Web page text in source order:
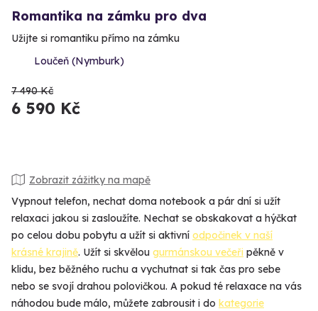
Romantika na zámku pro dva
Užijte si romantiku přímo na zámku
Loučeň (Nymburk)
7 490 Kč
6 590 Kč
Zobrazit zážitky na mapě
Vypnout telefon, nechat doma notebook a pár dní si užít
relaxaci jakou si zasloužíte. Nechat se obskakovat a hýčkat
po celou dobu pobytu a užít si aktivní odpočinek v naší
krásné krajině. Užít si skvělou gurmánskou večeři pěkně v
klidu, bez běžného ruchu a vychutnat si tak čas pro sebe
nebo se svojí drahou polovičkou. A pokud té relaxace na vás
náhodou bude málo, můžete zabrousit i do kategorie